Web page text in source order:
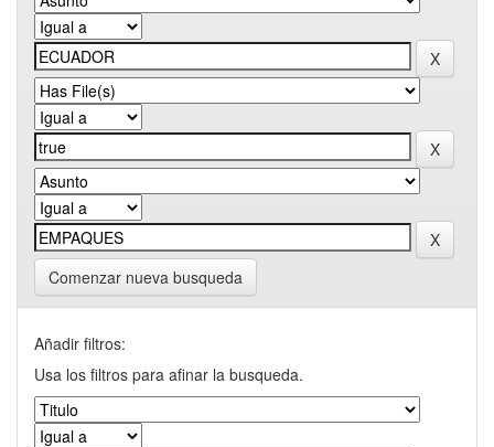
Comenzar nueva busqueda
Añadir filtros:
Usa los filtros para afinar la busqueda.